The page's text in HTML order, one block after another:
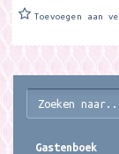
Toevoegen aan
Gastenboek